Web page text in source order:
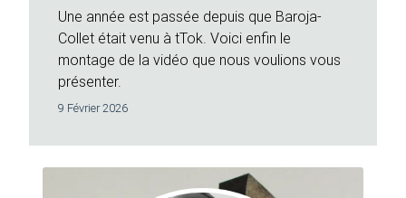
Une année est passée depuis que Baroja-
Collet était venu à tTok. Voici enfin le
montage de la vidéo que nous voulions vous
présenter.
9 Février 2026